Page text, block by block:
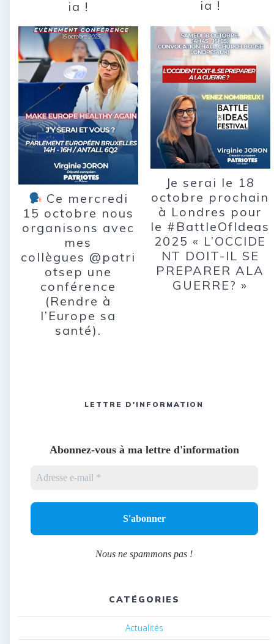
ia ! ia !
Ce mercredi
15 octobre nous
organisons avec
mes
collègues @patri
otsep une
conférence
(Rendre à
l’Europe sa
santé).
Je serai le 18
octobre prochain
à Londres pour
le #BattleOfIdeas
2025 « L’OCCIDE
NT DOIT-IL SE
PREPARER ALA
GUERRE? »
LETTRE D'INFORMATION
Abonnez-vous à ma lettre d'information
Nous ne spammons pas !
CATÉGORIES
Actualités